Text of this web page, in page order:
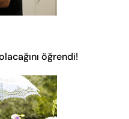
öğrendi!